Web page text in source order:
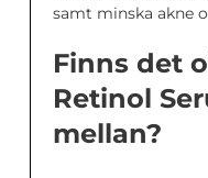
samt minska akne
Finns det
Retinol
mellan?